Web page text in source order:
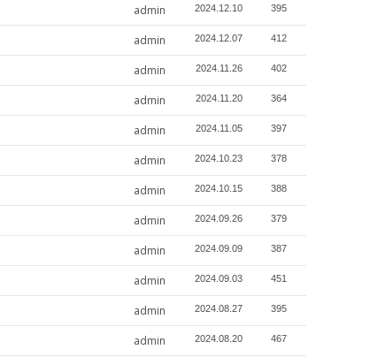
admin 2024.12.10 395
admin 2024.12.07 412
admin 2024.11.26 402
admin 2024.11.20 364
admin 2024.11.05 397
admin 2024.10.23 378
admin 2024.10.15 388
admin 2024.09.26 379
admin 2024.09.09 387
admin 2024.09.03 451
admin 2024.08.27 395
admin 2024.08.20 467